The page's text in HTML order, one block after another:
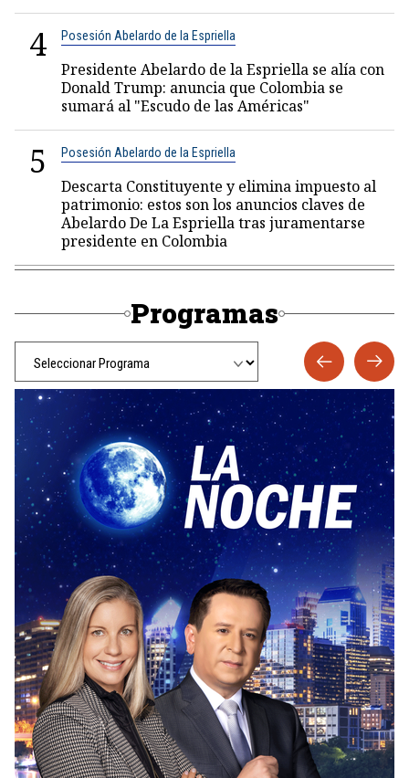
4 Posesión Abelardo de la Espriella
Presidente Abelardo de la Espriella se alía con
Donald Trump: anuncia que Colombia se
sumará al "Escudo de las Américas"
5 Posesión Abelardo de la Espriella
Descarta Constituyente y elimina impuesto al
patrimonio: estos son los anuncios claves de
Abelardo De La Espriella tras juramentarse
presidente en Colombia
Programas